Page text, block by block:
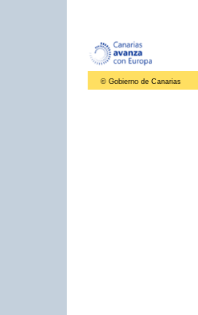
© Gobierno de Canarias